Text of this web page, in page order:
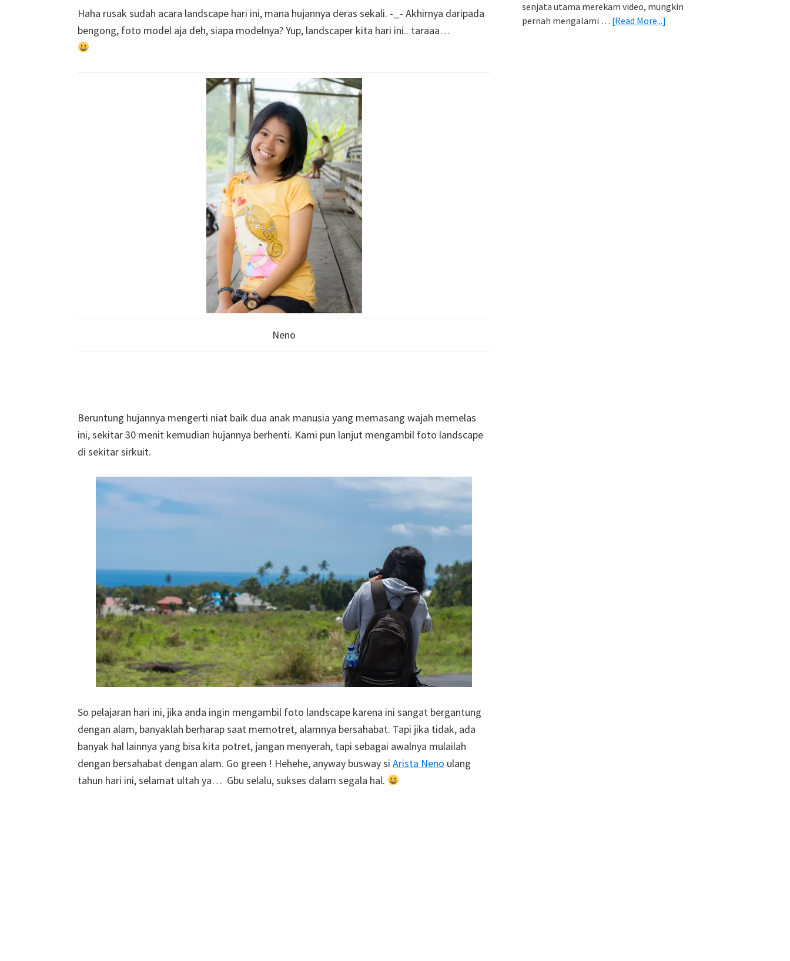
Haha rusak sudah acara landscape hari ini, mana hujannya deras sekali. -_- Akhirnya daripada
bengong, foto model aja deh, siapa modelnya? Yup, landscaper kita hari ini.. taraaa…
Neno
Beruntung hujannya mengerti niat baik dua anak manusia yang memasang wajah memelas
ini, sekitar 30 menit kemudian hujannya berhenti. Kami pun lanjut mengambil foto landscape
di sekitar sirkuit.
So pelajaran hari ini, jika anda ingin mengambil foto landscape karena ini sangat bergantung
dengan alam, banyaklah berharap saat memotret, alamnya bersahabat. Tapi jika tidak, ada
banyak hal lainnya yang bisa kita potret, jangan menyerah, tapi sebagai awalnya mulailah
dengan bersahabat dengan alam. Go green ! Hehehe, anyway busway si Arista Neno ulang
tahun hari ini, selamat ultah ya… Gbu selalu, sukses dalam segala hal.
senjata utama merekam video, mungkin
pernah mengalami … [Read More...]